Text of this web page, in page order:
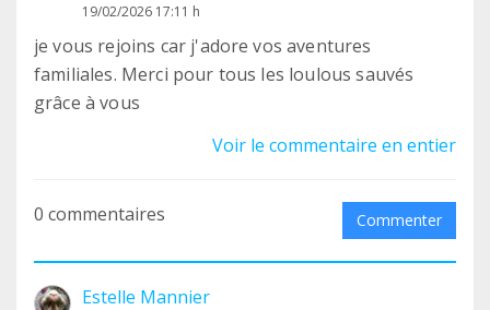
19/02/2026 17:11 h
je vous rejoins car j'adore vos aventures
familiales. Merci pour tous les loulous sauvés
grâce à vous
Voir le commentaire en entier
0 commentaires Commenter
Estelle Mannier